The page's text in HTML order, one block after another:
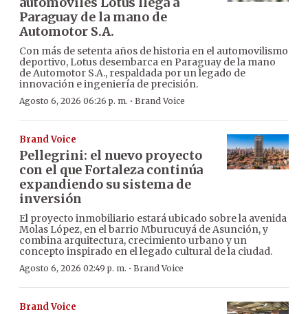
Paraguay de la mano de
Automotor S.A.
Con más de setenta años de historia en el automovilismo
deportivo, Lotus desembarca en Paraguay de la mano
de Automotor S.A., respaldada por un legado de
innovación e ingeniería de precisión.
Agosto 6, 2026 06:26 p. m. · Brand Voice
Brand Voice
Pellegrini: el nuevo proyecto
con el que Fortaleza continúa
expandiendo su sistema de
inversión
El proyecto inmobiliario estará ubicado sobre la avenida
Molas López, en el barrio Mburucuyá de Asunción, y
combina arquitectura, crecimiento urbano y un
concepto inspirado en el legado cultural de la ciudad.
Agosto 6, 2026 02:49 p. m. · Brand Voice
Brand Voice